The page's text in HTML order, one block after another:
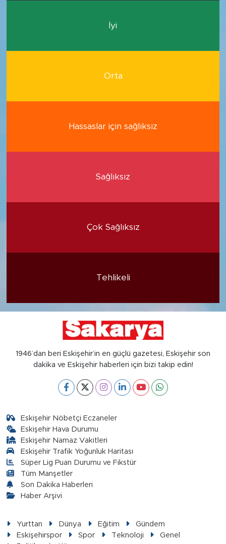
İyi
Orta
Hassaslar için sağlıksız
Sağlıksız
Çok Sağlıksız
Tehlikeli
1946’dan beri Eskişehir’in en güçlü gazetesi, Eskişehir son
dakika ve Eskişehir haberleri için bizi takip edin!
Eskişehir Nöbetçi Eczaneler
Eskişehir Hava Durumu
Eskişehir Namaz Vakitleri
Eskişehir Trafik Yoğunluk Haritası
Süper Lig Puan Durumu ve Fikstür
Tüm Manşetler
Son Dakika Haberleri
Haber Arşivi
Yurttan Dünya Eğitim
Gündem
Eskişehirspor
Spor Teknoloji
Genel